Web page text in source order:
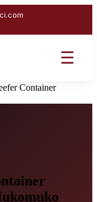
☰
Container